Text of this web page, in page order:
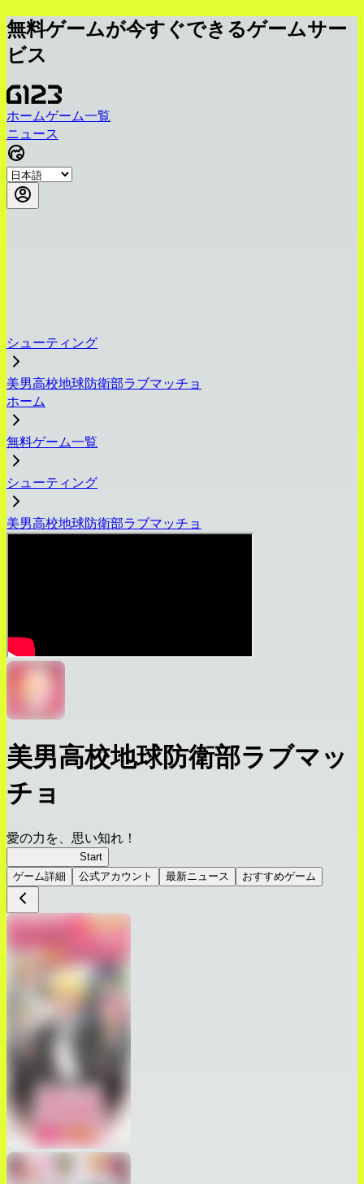
無料ゲームが今すぐできるゲームサー
ビス
ホームゲーム一覧
ニュース
シューティング
美男高校地球防衛部ラブマッチョ
ホーム
無料ゲーム一覧
シューティング
美男高校地球防衛部ラブマッチョ
美男高校地球防衛部ラブマッ
チョ
愛の力を、思い知れ！
Start
ゲーム詳細
公式アカウント 最新ニュース おすすめゲーム